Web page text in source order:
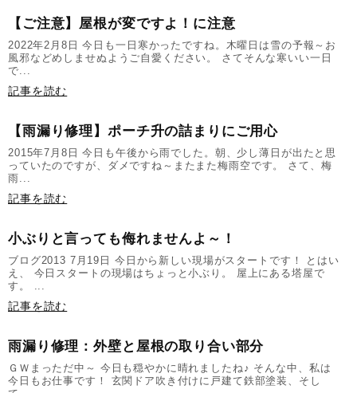
【ご注意】屋根が変ですよ！に注意
2022年2月8日 今日も一日寒かったですね。木曜日は雪の予報～お
風邪などめしませぬようご自愛ください。 さてそんな寒いい一日
で...
記事を読む
【雨漏り修理】ポーチ升の詰まりにご用心
2015年7月8日 今日も午後から雨でした。朝、少し薄日が出たと思
っていたのですが、ダメですね～またまた梅雨空です。 さて、梅
雨...
記事を読む
小ぶりと言っても侮れませんよ～！
ブログ2013 7月19日 今日から新しい現場がスタートです！ とはい
え、 今日スタートの現場はちょっと小ぶり。 屋上にある塔屋で
す。 ...
記事を読む
雨漏り修理：外壁と屋根の取り合い部分
ＧＷまっただ中～ 今日も穏やかに晴れましたね♪ そんな中、私は
今日もお仕事です！ 玄関ドア吹き付けに戸建て鉄部塗装、そし